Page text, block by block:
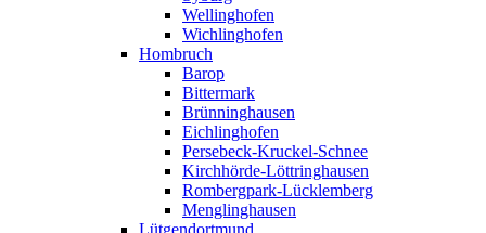
Wellinghofen
Wichlinghofen
Hombruch
Barop
Bittermark
Brünninghausen
Eichlinghofen
Persebeck-Kruckel-Schnee
Kirchhörde-Löttringhausen
Rombergpark-Lücklemberg
Menglinghausen
Lütgendortmund